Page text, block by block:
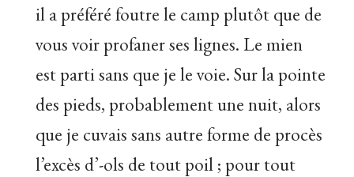
il a préféré foutre le camp plutôt que de
vous voir profaner ses lignes. Le mien
est parti sans que je le voie. Sur la pointe
des pieds, probablement une nuit, alors
que je cuvais sans autre forme de procès
l’excès d’-ols de tout poil ; pour tout